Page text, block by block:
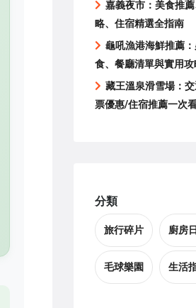
嘉義夜市：美食推
略、住宿精選全指南
龜吼漁港海鮮推薦
食、餐廳清單與實用攻
藏王溫泉滑雪場：
票優惠/住宿推薦一次看
分類
旅行碎片 廚房
毛球樂園 生活